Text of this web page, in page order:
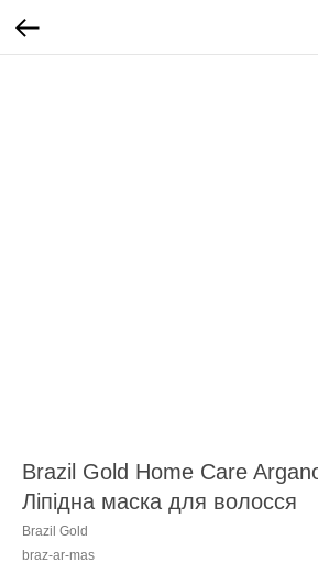
Brazil Gold Home Care
Ліпідна маска для волосся
Brazil Gold
braz-ar-mas